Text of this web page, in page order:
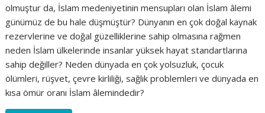
olmuştur da, İslam medeniyetinin mensupları olan İslam âlemi
günümüz de bu hale düşmüştür? Dünyanın en çok doğal kaynak
rezervlerine ve doğal güzelliklerine sahip olmasına rağmen
neden İslam ülkelerinde insanlar yüksek hayat standartlarına
sahip değiller? Neden dünyada en çok yolsuzluk, çocuk
ölümleri, rüşvet, çevre kirliliği, sağlık problemleri ve dünyada en
kısa ömür oranı İslam âlemindedir?